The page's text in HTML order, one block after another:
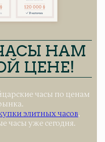
НАМ
ЦЕНЕ!
часы по ценам
элитных часов,
часы уже сегодня.